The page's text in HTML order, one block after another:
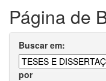
Página de
Buscar em:
por